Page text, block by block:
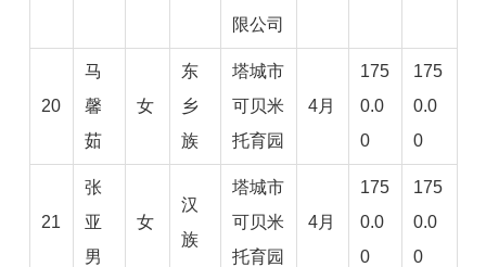
限公司
20
马
馨
茹
女
东
乡
族
塔城市
可贝米
托育园
4月
175
0.0
0
175
0.0
0
21
张
亚
男
女
汉
族
塔城市
可贝米
托育园
4月
175
0.0
0
175
0.0
0